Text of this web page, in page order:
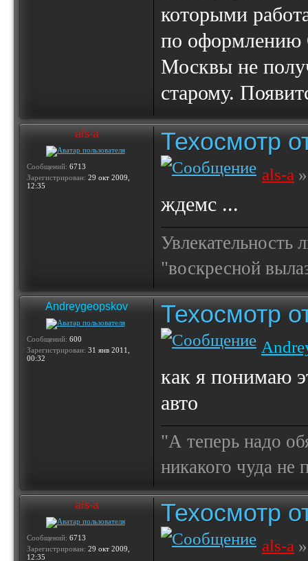
которыми
по оформлению
Москвы не
старому.
als-a
Сообщений: 6713
Зарегистрирован: 29 окт 2009,
12:35
Техосмотр
als-a
ждемс ...
Увлекательность
"воскресной
Andreygeopskov
Сообщений: 600
Зарегистрирован: 31 янв 2011,
00:32
Техосмотр
как я понимаю
авто
"А теперь надо
никакого чуда
als-a
Сообщений: 6713
Зарегистрирован: 29 окт 2009,
12:35
Техосмотр
als-a